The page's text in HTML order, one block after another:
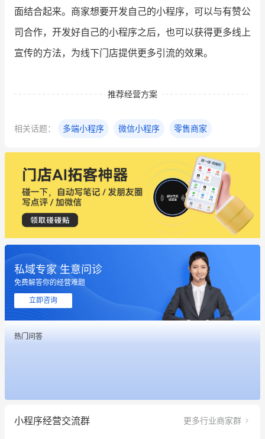
面结合起来。商家想要开发自己的小程序，可以与有赞公
司合作，开发好自己的小程序之后，也可以获得更多线上
宣传的方法，为线下门店提供更多引流的效果。
推荐经营方案
相关话题： 多端小程序 微信小程序 零售商家
私域专家 生意问诊
免费解答你的经营难题
立即咨询
热门问答
小程序经营交流群 更多行业商家群
餐饮也得靠私域和服务提高竞争力
昨晚的直播课程太好啦❤️